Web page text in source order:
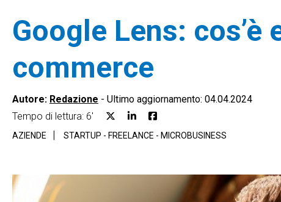
Google Lens:
commerce
Autore: Redazione - Ultimo aggiornamento: 04.04.2024
Tempo di lettura: 6'
AZIENDE STARTUP - FREELANCE - MICROBUSINESS